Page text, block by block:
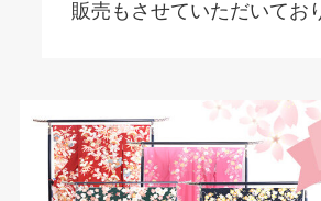
販売もさせていただいてお